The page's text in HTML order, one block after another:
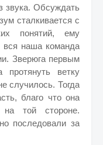
звука. Обсуждать
сталкивается с
понятий, ему
вся наша команда
Зверюга первым
протянуть ветку
случилось. Тогда
благо что она
той стороне.
последовали за